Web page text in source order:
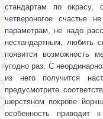
стандартам по
четвероногое счастье
параметрам, не надо
нестандартным, любить
появится возможность
угодно раз. С
из него получится
предусмотрите
шерстяном покрове
особенность приводит